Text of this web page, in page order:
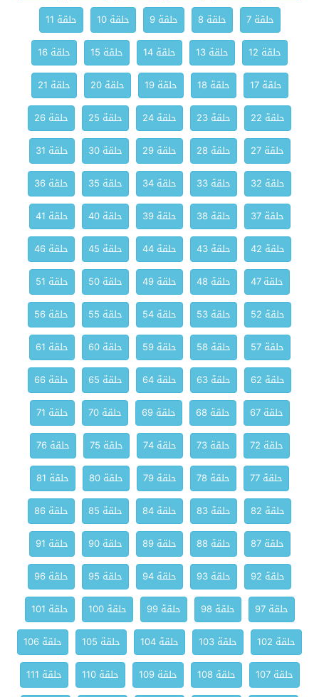
حلقة 7
حلقة 8 حلقة 9 حلقة 10
حلقة 11
حلقة 12
حلقة 13 حلقة 14 حلقة 15
حلقة 16
حلقة 17
حلقة 18 حلقة 19 حلقة 20
حلقة 21
حلقة 22
حلقة 23 حلقة 24 حلقة 25
حلقة 26
حلقة 27
حلقة 28 حلقة 29 حلقة 30
حلقة 31
حلقة 32
حلقة 33 حلقة 34 حلقة 35
حلقة 36
حلقة 37
حلقة 38 حلقة 39 حلقة 40
حلقة 41
حلقة 42
حلقة 43 حلقة 44 حلقة 45
حلقة 46
حلقة 47
حلقة 48 حلقة 49 حلقة 50
حلقة 51
حلقة 52
حلقة 53 حلقة 54 حلقة 55
حلقة 56
حلقة 57
حلقة 58 حلقة 59 حلقة 60
حلقة 61
حلقة 62
حلقة 63 حلقة 64 حلقة 65
حلقة 66
حلقة 67
حلقة 68 حلقة 69 حلقة 70
حلقة 71
حلقة 72
حلقة 73 حلقة 74 حلقة 75
حلقة 76
حلقة 77
حلقة 78 حلقة 79 حلقة 80
حلقة 81
حلقة 82
حلقة 83 حلقة 84 حلقة 85
حلقة 86
حلقة 87
حلقة 88 حلقة 89 حلقة 90
حلقة 91
حلقة 92
حلقة 93 حلقة 94 حلقة 95
حلقة 96
حلقة 97
حلقة 98 حلقة 99 حلقة 100
حلقة 101
حلقة 102
حلقة 103 حلقة 104 حلقة 105
حلقة 106
حلقة 107
حلقة 108 حلقة 109 حلقة 110
حلقة 111